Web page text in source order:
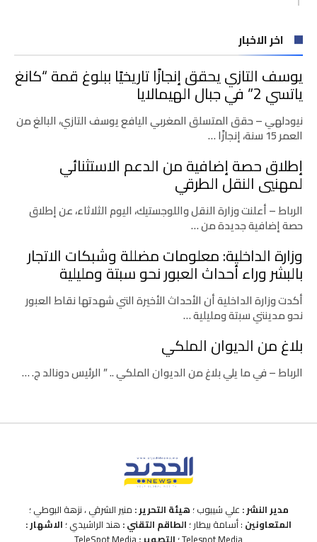
اخر الاخبار
يوسف التازي يحقق إنجازًا تاريخيًا ببلوغ قمة “كانغ
ياتسي 2” في جبال الهيمالايا
نيودلهي – حقق المتسلق المغربي اليافع يوسف التازي، البالغ من
العمر 15 سنة، إنجازًا …
إطلاق حصة إضافية من الدعم الاستثنائي
لمهنيي النقل الطرقي
الرباط – أعلنت وزارة النقل واللوجستيك، اليوم الثلاثاء، عن إطلاق
حصة إضافية جديدة من …
وزارة الداخلية: معلومات مضللة وشبكات الاتجار
بالبشر وراء أحداث العبور نحو سبتة ومليلية
أكدت وزارة الداخلية أن الأحداث الأخيرة التي شهدتها نقاط العبور
نحو مدينتي سبتة ومليلية …
بلاغ من الديوان الملكي
الرباط – في ما يلي بلاغ من الديوان الملكي .. ” الرئيس دونالد ج. …
مدير النشر : علي شيبوب ؛ هيئة التحرير : منير الشرقي ، نزهة البوطي ؛
المتعاونين : أسامة بيطار ؛ الطاقم التقني : هند الراشيدي ؛ الاشهار :